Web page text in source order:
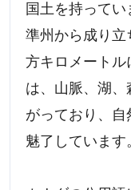
国土を持って
準州から成り立
方キロメートル
は、山脈、湖
がっており、
魅了しています